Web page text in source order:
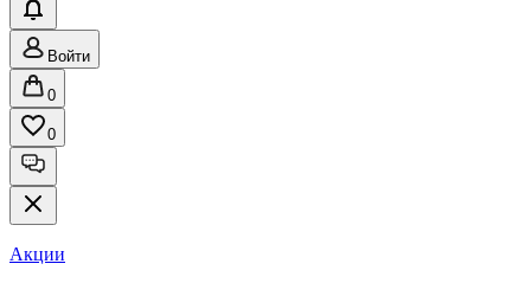
Войти
0
0
Акции